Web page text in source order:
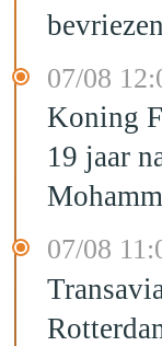
bevriezen
07/08
Koning
19 jaar
07/08